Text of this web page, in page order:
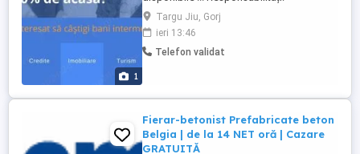
1
Promovarea și vânzarea produselor de
asigurare pachete turistice imobiliare
credite. Identificarea nevoilor clienților și
oferirea de soluții personalizate.
Targu Jiu, Gorj
ieri 13:46
Telefon validat
Fierar-betonist Prefabricate beton
Belgia | de la 14 NET oră | Cazare
GRATUITĂ